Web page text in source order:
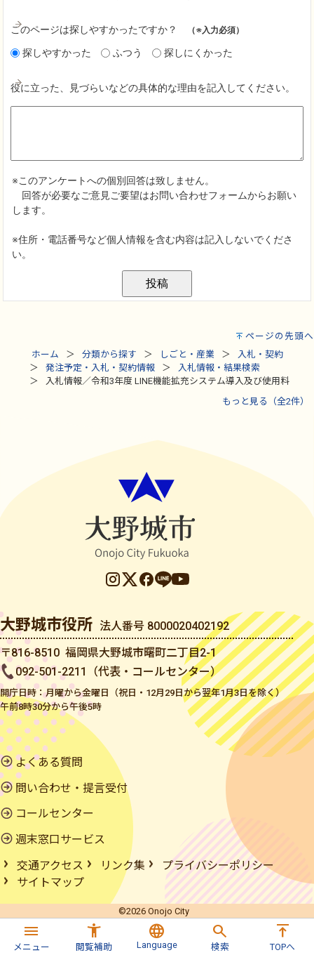
ページの先頭へ
ホーム
分類から探す しごと・産業
入札・契約
発注予定・入札・契約情報
入札情報・結果検索
入札情報／令和3年度 LINE機能拡充システム導入及び使用料
もっと見る（全2件）
大野城市役所 法人番号 8000020402192
〒816-8510 福岡県大野城市曙町二丁目2-1
092-501-2211（代表・コールセンター）
開庁日時：月曜から金曜日（祝日・12月29日から翌年1月3日を除く）
午前8時30分から午後5時
よくある質問
問い合わせ・提言受付
コールセンター
週末窓口サービス
交通アクセス
リンク集
プライバシーポリシー
サイトマップ
©2026 Onojo City
menu
メニュー
accessibility_new
閲覧補助
language
Language
search
検索
vertical_align_top
TOPへ